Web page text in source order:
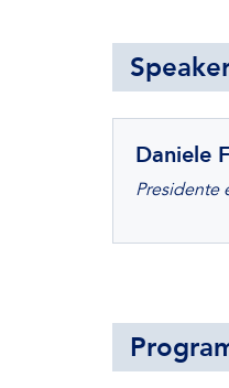
Daniele
Presidente